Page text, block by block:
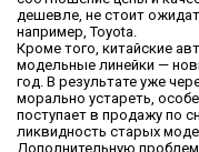
дешевле, не стоит
например, Toyota.
Кроме того, китайские
модельные линейки —
год. В результате уже
морально устареть,
поступает в продажу по
ликвидность старых
Дополнительную